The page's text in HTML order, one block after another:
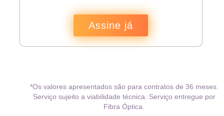
Assine já
*Os valores apresentados são para contratos de 36 meses.
Serviço sujeito a viabilidade técnica. Serviço entregue por
Fibra Óptica.